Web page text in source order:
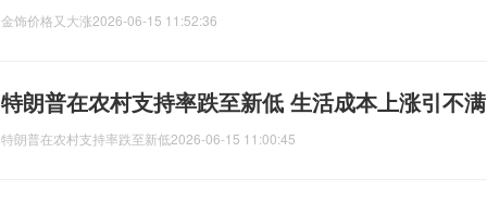
金饰价格又大涨2026-06-15 11:52:36
特朗普在农村支持率跌至新低 生活成本上涨引不满
特朗普在农村支持率跌至新低2026-06-15 11:00:45